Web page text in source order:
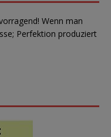
Wenn man
Perfektion produziert